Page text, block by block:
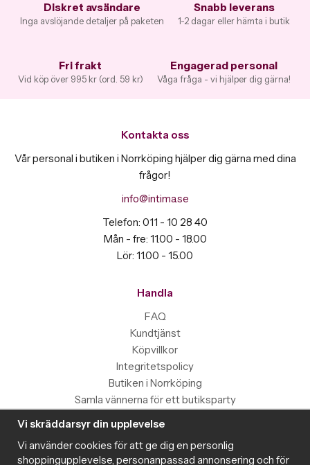
Diskret avsändare
Inga avslöjande detaljer på paketen
Snabb leverans
1-2 dagar eller hämta i butik
Fri frakt
Vid köp över 995 kr (ord. 59 kr)
Engagerad personal
Våga fråga - vi hjälper dig gärna!
Kontakta oss
Vår personal i butiken i Norrköping hjälper dig gärna med dina
frågor!
info@intima.se
Telefon: 011 - 10 28 40
Mån - fre: 11.00 - 18.00
Lör: 11.00 - 15.00
Handla
FAQ
Kundtjänst
Köpvillkor
Integritetspolicy
Butiken i Norrköping
Samla vännerna för ett butiksparty
Information
Magazine
Vi skräddarsyr din upplevelse
Vi använder cookies för att ge dig en personlig
shoppingupplevelse, personanpassad annonsering och för